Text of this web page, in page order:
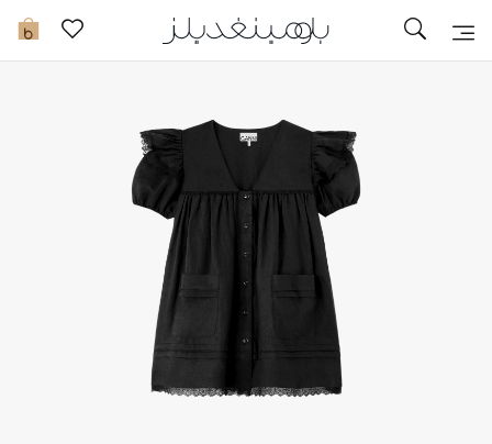
0 تخفيضات
جديد في الخصومات
مزيد من التخفيضات